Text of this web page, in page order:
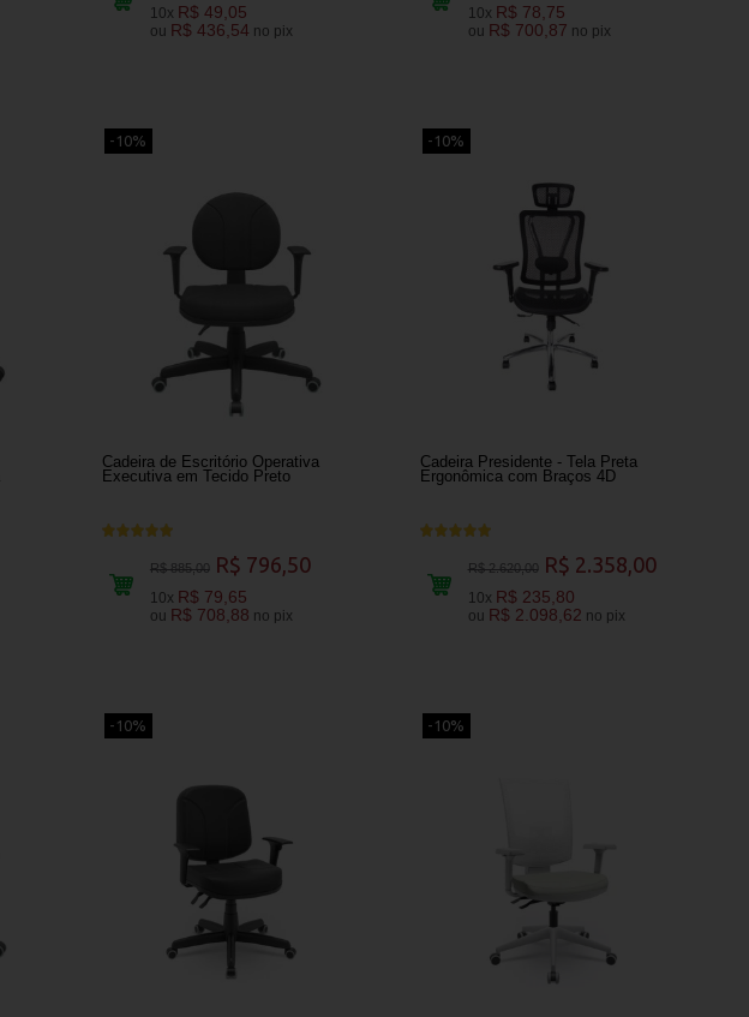
10x R$ 49,05
ou R$ 436,54 no pix
10x R$ 78,75
ou R$ 700,87 no pix
-10%
Cadeira de Escritório Operativa
Executiva em Tecido Preto
R$ 885,00 R$ 796,50
10x R$ 79,65
ou R$ 708,88 no pix
-10%
Cadeira Presidente - Tela Preta
Ergonômica com Braços 4D
R$ 2.620,00 R$ 2.358,00
10x R$ 235,80
ou R$ 2.098,62 no pix
-10% -10%